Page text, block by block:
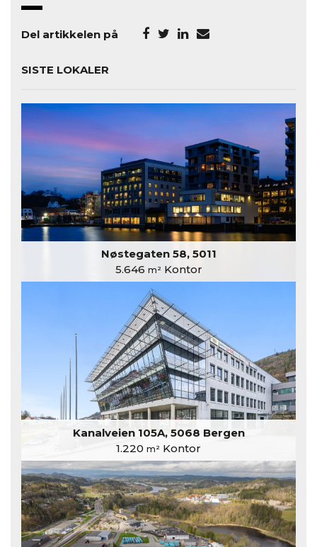
Del artikkelen på
SISTE LOKALER
Nøstegaten 58, 5011
5.646 m²Kontor
Kanalveien 105A, 5068 Bergen
1.220 m² Kontor